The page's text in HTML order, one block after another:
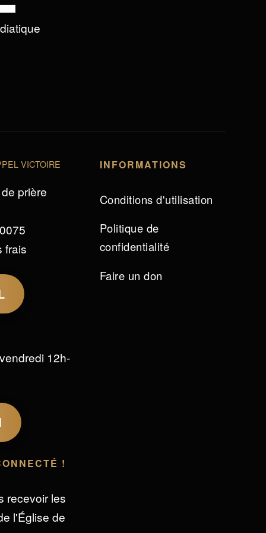
VICTOIRE
prière
frais
12h-
!
recevoir les
l'Église de
INFORMATIONS
Conditions d'utilisation
Politique de
confidentialité
Faire un don